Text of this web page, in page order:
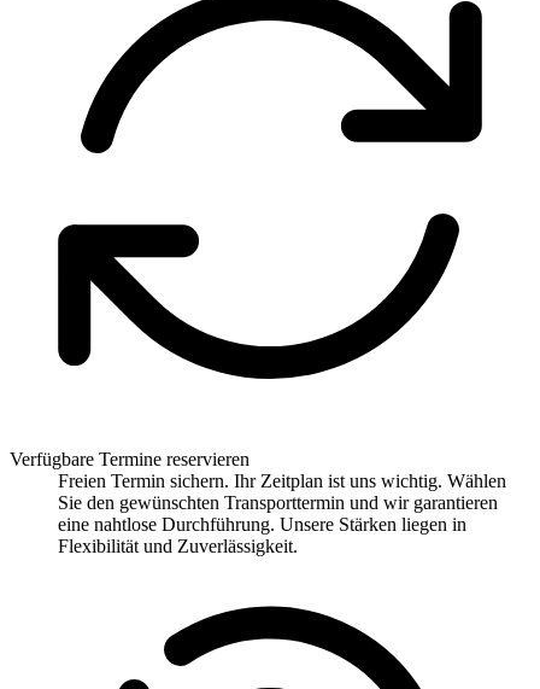
Verfügbare Termine reservieren
Freien Termin sichern. Ihr Zeitplan ist uns wichtig. Wählen
Sie den gewünschten Transporttermin und wir garantieren
eine nahtlose Durchführung. Unsere Stärken liegen in
Flexibilität und Zuverlässigkeit.